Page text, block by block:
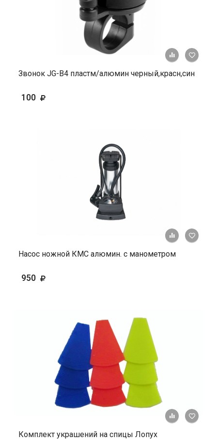
+ К
Звонок JG-B4 пластм/алюмин черный,красн,син
100
+ К
Насос ножной КМС алюмин. с манометром
950
+ К
Комплект украшений на спицы Лопух